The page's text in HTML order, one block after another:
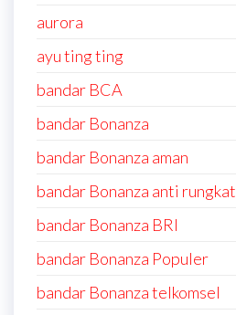
aurora
ayu ting ting
bandar BCA
bandar Bonanza
bandar Bonanza aman
bandar Bonanza anti rungkat
bandar Bonanza BRI
bandar Bonanza Populer
bandar Bonanza telkomsel